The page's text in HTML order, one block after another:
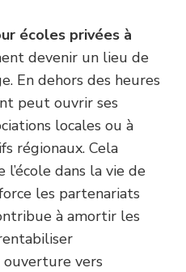
écoles privées à
devenir un lieu de
En dehors des heures
peut ouvrir ses
locales ou à
régionaux. Cela
l’école dans la vie de
les partenariats
à amortir les
ouverture vers